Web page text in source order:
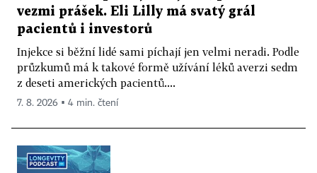
vezmi prášek. Eli Lilly má svatý grál
pacientů i investorů
Injekce si běžní lidé sami píchají jen velmi neradi. Podle
průzkumů má k takové formě užívání léků averzi sedm
z deseti amerických pacientů....
7. 8. 2026 ▪ 4 min. čtení